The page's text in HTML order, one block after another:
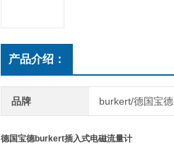
产品介绍：
品牌 burkert/德国宝德
德国宝德burkert插入式电磁流量计